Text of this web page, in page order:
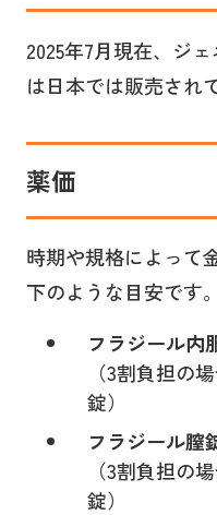
2025年7月現在、ジ
は日本では販売され
薬価
時期や規格によって
下のような目安です。
フラジール内
（3割負担の
錠）
フラジール膣
（3割負担の
錠）